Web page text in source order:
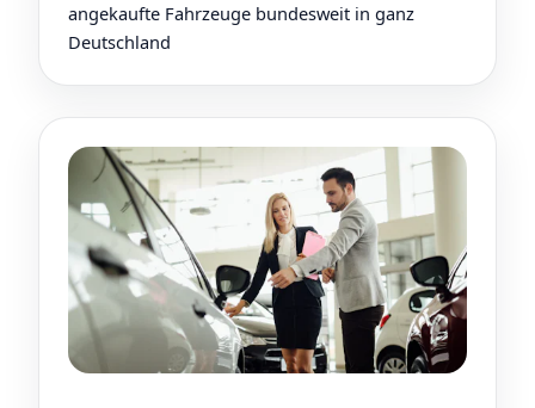
angekaufte Fahrzeuge bundesweit in ganz
Deutschland